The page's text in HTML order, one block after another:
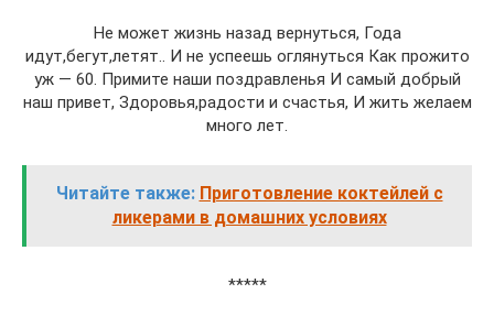
Не может жизнь назад вернуться, Года
идут,бегут,летят.. И не успеешь оглянуться Как прожито
уж — 60. Примите наши поздравленья И самый добрый
наш привет, Здоровья,радости и счастья, И жить желаем
много лет.
Читайте также: Приготовление коктейлей с
ликерами в домашних условиях
*****